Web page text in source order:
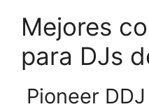
Mejores
para DJs
Pioneer